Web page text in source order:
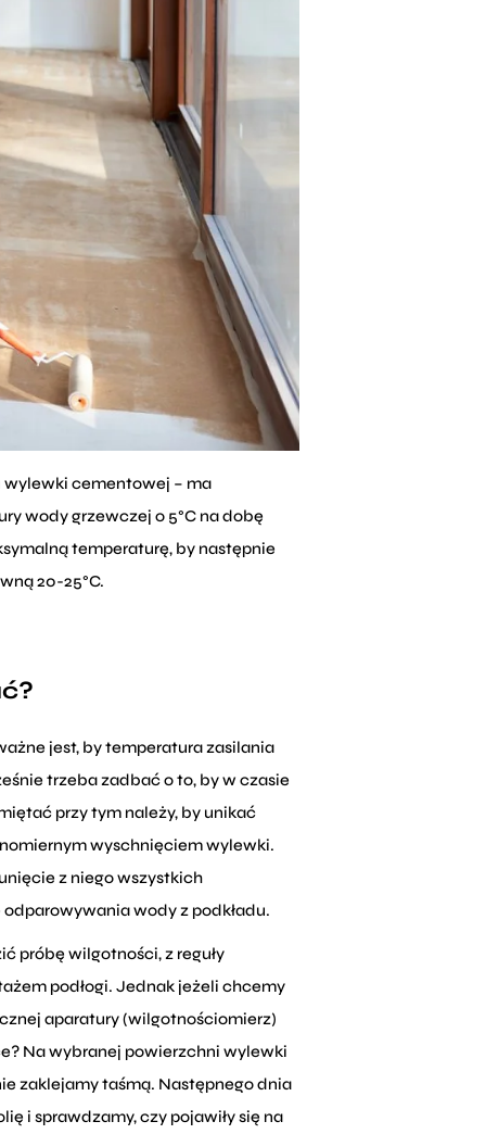
cementowej – ma
wody grzewczej o 5°C na dobę
temperaturę, by następnie
20-25°C.
jest, by temperatura zasilania
trzeba zadbać o to, by w czasie
przy tym należy, by unikać
wyschnięciem wylewki.
z niego wszystkich
wody z podkładu.
próbę wilgotności, z reguły
podłogi. Jednak jeżeli chcemy
aparatury (wilgotnościomierz)
Na wybranej powierzchni wylewki
zaklejamy taśmą. Następnego dnia
i sprawdzamy, czy pojawiły się na